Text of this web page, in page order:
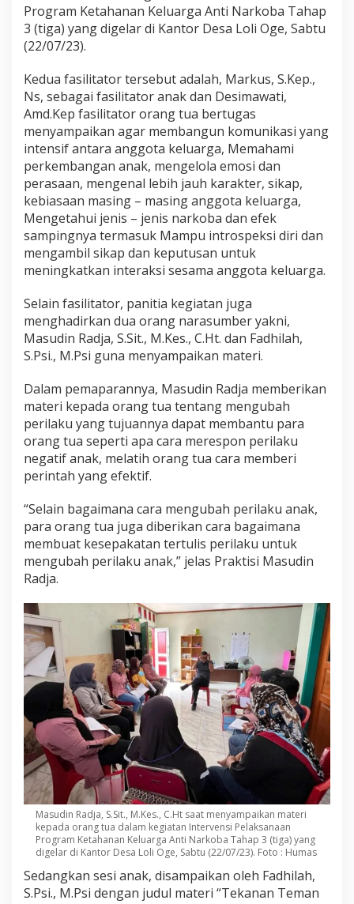
K
e
r
g
a
Program Ketahanan Keluarga Anti Narkoba Tahap
3 (tiga) yang digelar di Kantor Desa Loli Oge, Sabtu
(22/07/23).
Kedua fasilitator tersebut adalah, Markus, S.Kep.,
Ns, sebagai fasilitator anak dan Desimawati,
Amd.Kep fasilitator orang tua bertugas
menyampaikan agar membangun komunikasi yang
intensif antara anggota keluarga, Memahami
perkembangan anak, mengelola emosi dan
perasaan, mengenal lebih jauh karakter, sikap,
kebiasaan masing – masing anggota keluarga,
Mengetahui jenis – jenis narkoba dan efek
sampingnya termasuk Mampu introspeksi diri dan
mengambil sikap dan keputusan untuk
meningkatkan interaksi sesama anggota keluarga.
Selain fasilitator, panitia kegiatan juga
menghadirkan dua orang narasumber yakni,
Masudin Radja, S.Sit., M.Kes., C.Ht. dan Fadhilah,
S.Psi., M.Psi guna menyampaikan materi.
Dalam pemaparannya, Masudin Radja memberikan
materi kepada orang tua tentang mengubah
perilaku yang tujuannya dapat membantu para
orang tua seperti apa cara merespon perilaku
negatif anak, melatih orang tua cara memberi
perintah yang efektif.
“Selain bagaimana cara mengubah perilaku anak,
para orang tua juga diberikan cara bagaimana
membuat kesepakatan tertulis perilaku untuk
mengubah perilaku anak,” jelas Praktisi Masudin
Radja.
Masudin Radja, S.Sit., M.Kes., C.Ht saat menyampaikan materi
kepada orang tua dalam kegiatan Intervensi Pelaksanaan
Program Ketahanan Keluarga Anti Narkoba Tahap 3 (tiga) yang
digelar di Kantor Desa Loli Oge, Sabtu (22/07/23). Foto : Humas
Sedangkan sesi anak, disampaikan oleh Fadhilah,
S.Psi., M.Psi dengan judul materi “Tekanan Teman